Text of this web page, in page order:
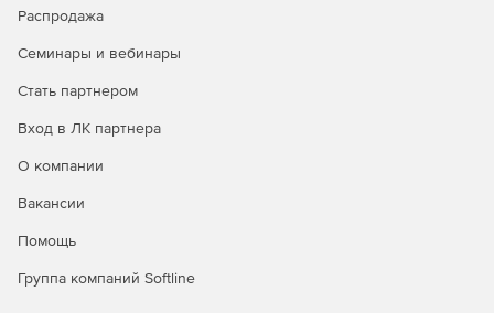
Распродажа
Семинары и вебинары
Стать партнером
Вход в ЛК партнера
О компании
Вакансии
Помощь
Группа компаний Softline